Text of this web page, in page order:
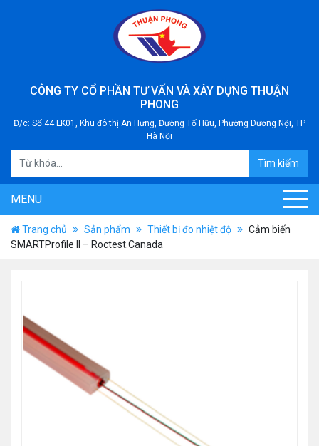
CÔNG TY CỔ PHẦN TƯ VẤN VÀ XÂY DỰNG THUẬN
PHONG
Đ/c: Số 44 LK01, Khu đô thị An Hưng, Đường Tố Hữu, Phường Dương Nội, TP
Hà Nội
Tìm kiếm
MENU
Trang chủ Sản phẩm Thiết bị đo nhiệt độ
Cảm biến
SMARTProfile II – Roctest.Canada